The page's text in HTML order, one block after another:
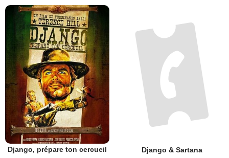
Django, prépare ton cercueil Django & Sartana